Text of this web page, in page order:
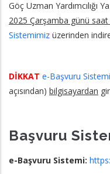
Göç Uzman Yardımcılığı
2025 Çarşamba günü
Sistemimiz üzerinden
DİKKAT e-Başvuru Sistemi
açısından) bilgisayardan
Başvuru
e-Başvuru Sistemi: